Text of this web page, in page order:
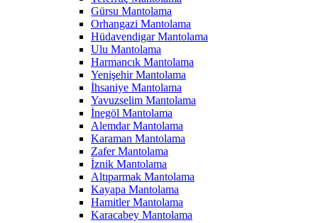
Gürsu Mantolama
Orhangazi Mantolama
Hüdavendigar Mantolama
Ulu Mantolama
Harmancık Mantolama
Yenişehir Mantolama
İhsaniye Mantolama
Yavuzselim Mantolama
İnegöl Mantolama
Alemdar Mantolama
Karaman Mantolama
Zafer Mantolama
İznik Mantolama
Altıparmak Mantolama
Kayapa Mantolama
Hamitler Mantolama
Karacabey Mantolama